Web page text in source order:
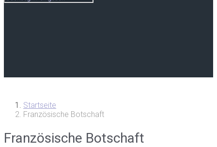
Startseite
Französische Botschaft
Französische Botschaft